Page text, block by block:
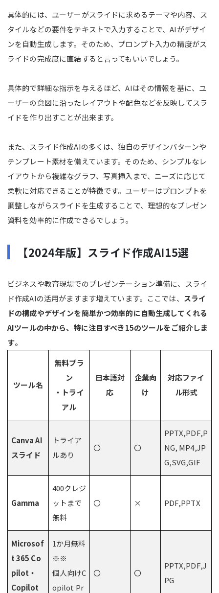
具体的には、ユーザーがスライドに求めるテーマや内容、ス
タイルなどの要件をテキストで入力することで、AIがデザイ
ンを自動生成します。そのため、プロンプト入力の精度がス
ライドの完成度に直結すると言ってもいいでしょう。
具体的で詳細な指示を与えるほど、AIはその情報を基に、ユ
ーザーの意図に沿ったレイアウトや配色などを反映してスラ
イドを作り出すことが出来ます。
また、スライド作成AIの多くは、独自のデザインパターンや
テンプレート素材を備えています。そのため、シンプルなレ
イアウトから複雑なグラフ、写真挿入まで、ニーズに応じて
柔軟に対応できることが特徴です。ユーザーはプロンプトを
調整しながらスライドを生成することで、理想的なプレゼン
資料を効率的に作成できるでしょう。
【2024年版】スライド作成AI15選
ビジネスや教育現場でのプレゼンテーション準備に、スライ
ド作成AIの活用がますます増えています。ここでは、 スライ
ドの構成やデザインを簡単かつ効率的に自動生成してくれる
AIツールの中から、特に注目すべき15のツールをご紹介しま
す。
ツール名
無料プラ
ン
・トライ
アル
日本語対
応
企業向
け
対応ファイ
ル形式
Canva AI
スライド
トライア
ルあり
〇 〇
PPTX,PDF,P
NG, MP4,JP
G,SVG,GIF
Gamma
400クレジ
ットまで
無料
〇 × PDF,PPTX
Microsof
t 365 Co
pilot・
Copilot
1か月無料
※※
個人向けC
opilot Pr
〇 〇
PPTX,PDF,J
PG